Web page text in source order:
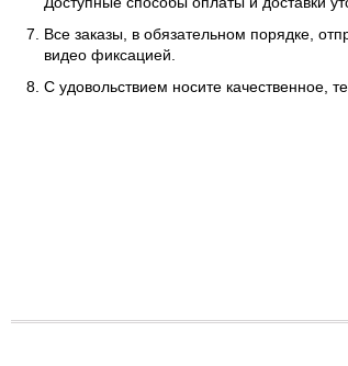
Все заказы, в обязательном порядке,
видео фиксацией.
С удовольствием носите качественное,